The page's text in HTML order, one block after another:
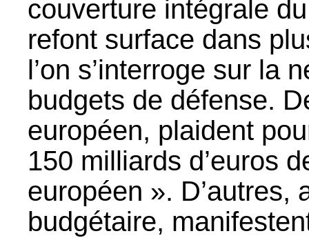
couverture intégrale
refont surface dans
l’on s’interroge sur la
budgets de défense.
européen, plaident
150 milliards d’euros
européen ». D’autres,
budgétaire,